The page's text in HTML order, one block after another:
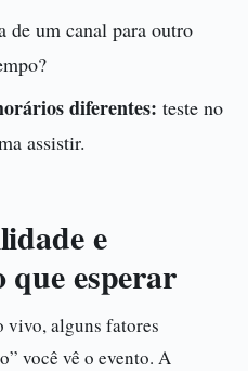
de um canal para outro
diferentes: teste no
assistir.
e
que esperar
vivo, alguns fatores
você vê o evento. A